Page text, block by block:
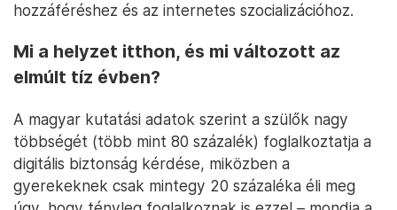
hozzáféréshez és az internetes szocializációhoz.
Mi a helyzet itthon, és mi változott az
elmúlt tíz évben?
A magyar kutatási adatok szerint a szülők nagy
többségét (több mint 80 százalék) foglalkoztatja a
digitális biztonság kérdése, miközben a
gyerekeknek csak mintegy 20 százaléka éli meg